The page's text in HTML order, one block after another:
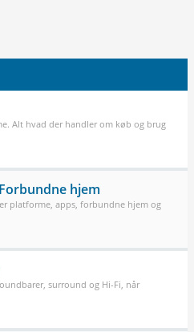
Alt hvad der handler om køb og brug
hjem
platforme, apps, forbundne hjem og
surround og Hi-Fi, når